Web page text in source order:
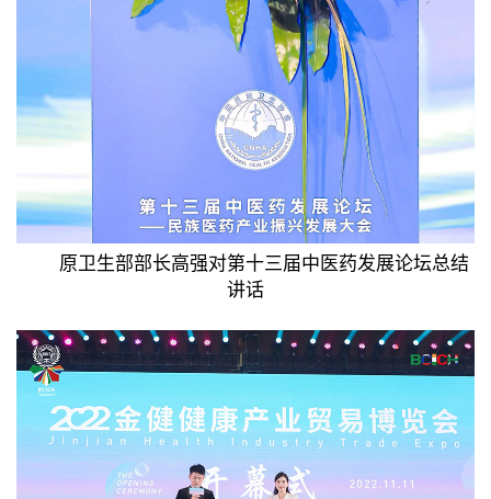
原卫生部部长高强对第十三届中医药发展论坛总结
讲话